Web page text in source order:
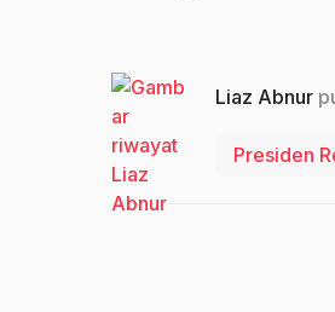
Liaz Abnur
Presiden